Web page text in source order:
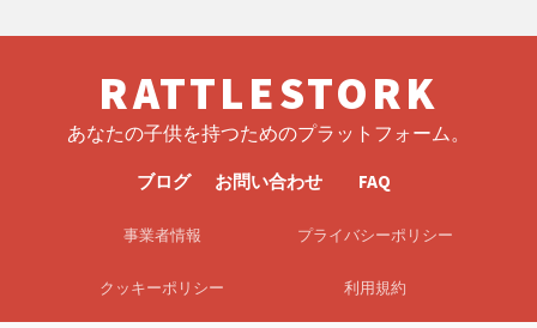
RATTLESTORK
あなたの子供を持つためのプラットフォーム。
ブログ お問い合わせ FAQ
事業者情報 プライバシーポリシー
クッキーポリシー 利用規約